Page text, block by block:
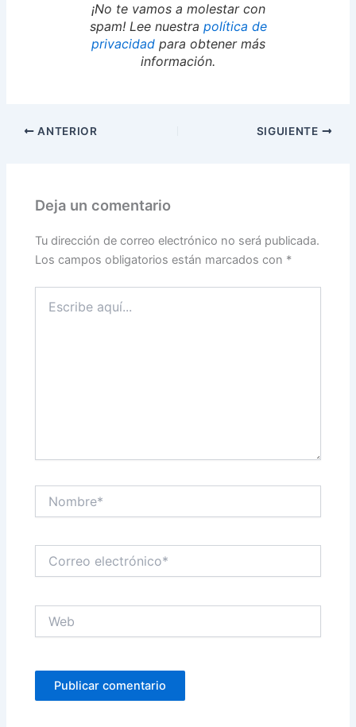
¡No te vamos a molestar con
spam! Lee nuestra política de
privacidadpara obtener más
información.
ANTERIOR SIGUIENTE
Deja un comentario
Tu dirección de correo electrónico no será publicada.
Los campos obligatorios están marcados con *
aquí...
electrónico*